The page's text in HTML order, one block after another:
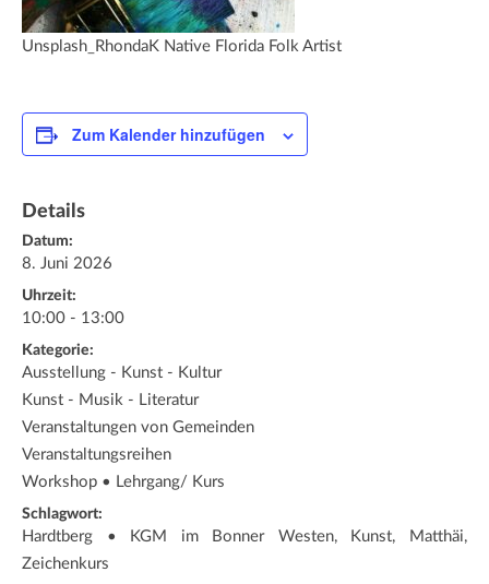
Unsplash_RhondaK Native Florida Folk Artist
Zum Kalender hinzufügen
Details
Datum:
8. Juni 2026
Uhrzeit:
10:00 - 13:00
Kategorie:
Ausstellung - Kunst - Kultur
Kunst - Musik - Literatur
Veranstaltungen von Gemeinden
Veranstaltungsreihen
Workshop • Lehrgang/ Kurs
Schlagwort:
Hardtberg • KGM im Bonner Westen, Kunst, Matthäi,
Zeichenkurs